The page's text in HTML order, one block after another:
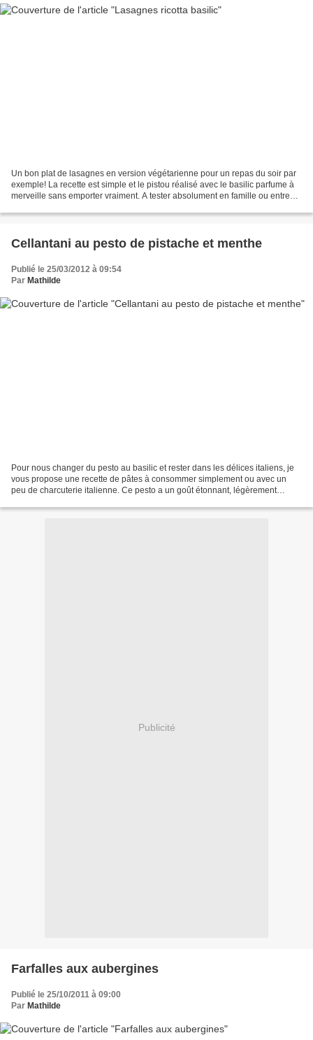
Un bon plat de lasagnes en version végétarienne pour un repas du soir par
exemple! La recette est simple et le pistou réalisé avec le basilic parfume à
merveille sans emporter vraiment. A tester absolument en famille ou entre
Cellantani au pesto de pistache et menthe
Publié le 25/03/2012 à 09:54
Par Mathilde
Pour nous changer du pesto au basilic et rester dans les délices italiens, je
vous propose une recette de pâtes à consommer simplement ou avec un
peu de charcuterie italienne. Ce pesto a un goût étonnant, légèrement
Publicité
Farfalles aux aubergines
Publié le 25/10/2011 à 09:00
Par Mathilde